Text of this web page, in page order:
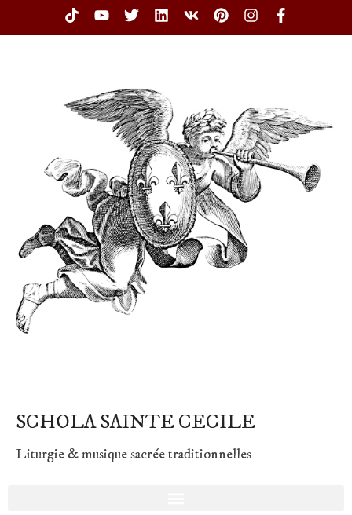
SCHOLA SAINTE CECILE
Liturgie & musique sacrée traditionnelles